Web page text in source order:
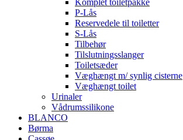
Komplet toiletpakke
P-Lås
Reservedele til toiletter
S-Lås
Tilbehør
Tilslutningsslanger
Toiletsæder
Væghængt m/ synlig cisterne
Væghængt toilet
Urinaler
Vådrumssilikone
BLANCO
Børma